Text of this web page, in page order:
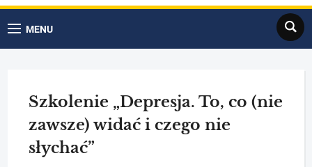
MENU
Search
Szkolenie „Depresja. To, co (nie
zawsze) widać i czego nie
słychać”